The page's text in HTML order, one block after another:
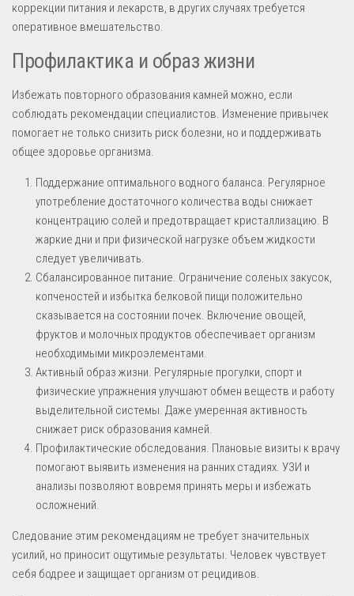
коррекции питания и лекарств, в других случаях требуется
оперативное вмешательство.
Профилактика и образ жизни
Избежать повторного образования камней можно, если
соблюдать рекомендации специалистов. Изменение привычек
помогает не только снизить риск болезни, но и поддерживать
общее здоровье организма.
Поддержание оптимального водного баланса. Регулярное
употребление достаточного количества воды снижает
концентрацию солей и предотвращает кристаллизацию. В
жаркие дни и при физической нагрузке объем жидкости
следует увеличивать.
Сбалансированное питание. Ограничение соленых закусок,
копченостей и избытка белковой пищи положительно
сказывается на состоянии почек. Включение овощей,
фруктов и молочных продуктов обеспечивает организм
необходимыми микроэлементами.
Активный образ жизни. Регулярные прогулки, спорт и
физические упражнения улучшают обмен веществ и работу
выделительной системы. Даже умеренная активность
снижает риск образования камней.
Профилактические обследования. Плановые визиты к врачу
помогают выявить изменения на ранних стадиях. УЗИ и
анализы позволяют вовремя принять меры и избежать
осложнений.
Следование этим рекомендациям не требует значительных
усилий, но приносит ощутимые результаты. Человек чувствует
себя бодрее и защищает организм от рецидивов.